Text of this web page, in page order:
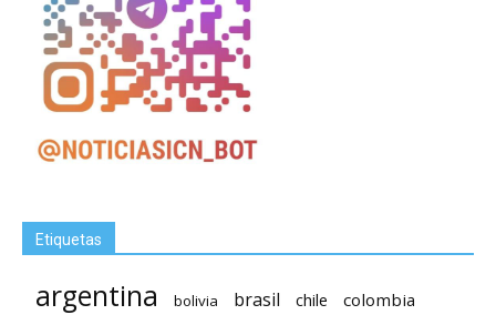
Etiquetas
argentina bolivia brasil chile colombia